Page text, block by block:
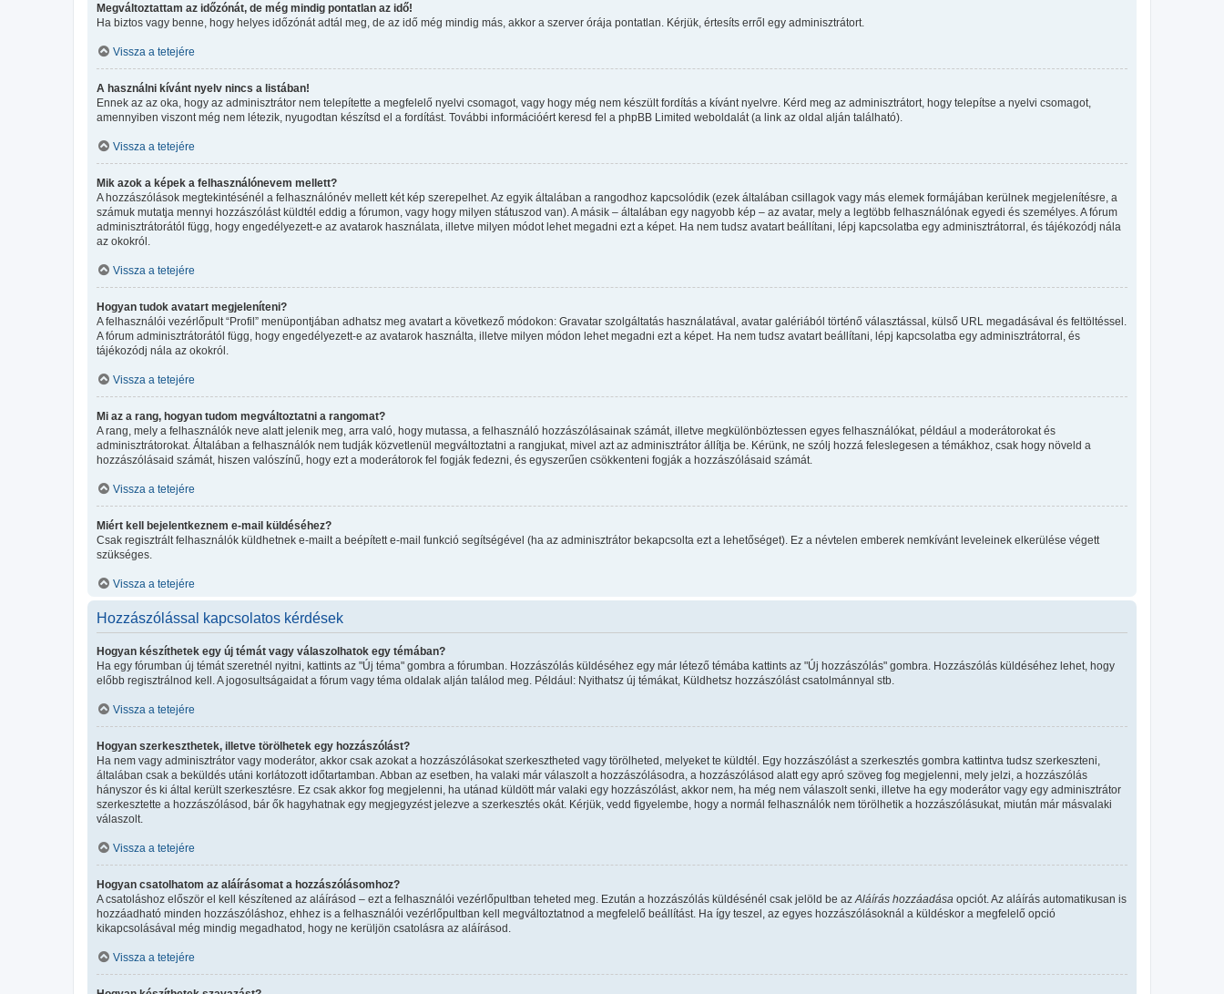
Megváltoztattam az időzónát, de még mindig pontatlan az idő!
Ha biztos vagy benne, hogy helyes időzónát adtál meg, de az idő még mindig más, akkor a szerver órája pontatlan. Kérjük, értesíts erről egy adminisztrátort.
Vissza a tetejére
A használni kívánt nyelv nincs a listában!
Ennek az az oka, hogy az adminisztrátor nem telepítette a megfelelő nyelvi csomagot, vagy hogy még nem készült fordítás a kívánt nyelvre. Kérd meg az adminisztrátort, hogy telepítse a nyelvi csomagot,
amennyiben viszont még nem létezik, nyugodtan készítsd el a fordítást. További információért keresd fel a phpBB Limited weboldalát (a link az oldal alján található).
Vissza a tetejére
Mik azok a képek a felhasználónevem mellett?
A hozzászólások megtekintésénél a felhasználónév mellett két kép szerepelhet. Az egyik általában a rangodhoz kapcsolódik (ezek általában csillagok vagy más elemek formájában kerülnek megjelenítésre, a
számuk mutatja mennyi hozzászólást küldtél eddig a fórumon, vagy hogy milyen státuszod van). A másik – általában egy nagyobb kép – az avatar, mely a legtöbb felhasználónak egyedi és személyes. A fórum
adminisztrátorától függ, hogy engedélyezett-e az avatarok használata, illetve milyen módot lehet megadni ezt a képet. Ha nem tudsz avatart beállítani, lépj kapcsolatba egy adminisztrátorral, és tájékozódj nála
az okokról.
Vissza a tetejére
Hogyan tudok avatart megjeleníteni?
A felhasználói vezérlőpult “Profil” menüpontjában adhatsz meg avatart a következő módokon: Gravatar szolgáltatás használatával, avatar galériából történő választással, külső URL megadásával és feltöltéssel.
A fórum adminisztrátorától függ, hogy engedélyezett-e az avatarok használta, illetve milyen módon lehet megadni ezt a képet. Ha nem tudsz avatart beállítani, lépj kapcsolatba egy adminisztrátorral, és
tájékozódj nála az okokról.
Vissza a tetejére
Mi az a rang, hogyan tudom megváltoztatni a rangomat?
A rang, mely a felhasználók neve alatt jelenik meg, arra való, hogy mutassa, a felhasználó hozzászólásainak számát, illetve megkülönböztessen egyes felhasználókat, például a moderátorokat és
adminisztrátorokat. Általában a felhasználók nem tudják közvetlenül megváltoztatni a rangjukat, mivel azt az adminisztrátor állítja be. Kérünk, ne szólj hozzá feleslegesen a témákhoz, csak hogy növeld a
hozzászólásaid számát, hiszen valószínű, hogy ezt a moderátorok fel fogják fedezni, és egyszerűen csökkenteni fogják a hozzászólásaid számát.
Vissza a tetejére
Miért kell bejelentkeznem e-mail küldéséhez?
Csak regisztrált felhasználók küldhetnek e-mailt a beépített e-mail funkció segítségével (ha az adminisztrátor bekapcsolta ezt a lehetőséget). Ez a névtelen emberek nemkívánt leveleinek elkerülése végett
szükséges.
Vissza a tetejére
Hozzászólással kapcsolatos kérdések
Hogyan készíthetek egy új témát vagy válaszolhatok egy témában?
Ha egy fórumban új témát szeretnél nyitni, kattints az "Új téma" gombra a fórumban. Hozzászólás küldéséhez egy már létező témába kattints az "Új hozzászólás" gombra. Hozzászólás küldéséhez lehet, hogy
előbb regisztrálnod kell. A jogosultságaidat a fórum vagy téma oldalak alján találod meg. Például: Nyithatsz új témákat, Küldhetsz hozzászólást csatolmánnyal stb.
Vissza a tetejére
Hogyan szerkeszthetek, illetve törölhetek egy hozzászólást?
Ha nem vagy adminisztrátor vagy moderátor, akkor csak azokat a hozzászólásokat szerkesztheted vagy törölheted, melyeket te küldtél. Egy hozzászólást a szerkesztés gombra kattintva tudsz szerkeszteni,
általában csak a beküldés utáni korlátozott időtartamban. Abban az esetben, ha valaki már válaszolt a hozzászólásodra, a hozzászólásod alatt egy apró szöveg fog megjelenni, mely jelzi, a hozzászólás
hányszor és ki által került szerkesztésre. Ez csak akkor fog megjelenni, ha utánad küldött már valaki egy hozzászólást, akkor nem, ha még nem válaszolt senki, illetve ha egy moderátor vagy egy adminisztrátor
szerkesztette a hozzászólásod, bár ők hagyhatnak egy megjegyzést jelezve a szerkesztés okát. Kérjük, vedd figyelembe, hogy a normál felhasználók nem törölhetik a hozzászólásukat, miután már másvalaki
válaszolt.
Vissza a tetejére
Hogyan csatolhatom az aláírásomat a hozzászólásomhoz?
A csatoláshoz először el kell készítened az aláírásod – ezt a felhasználói vezérlőpultban teheted meg. Ezután a hozzászólás küldésénél csak jelöld be az Aláírás hozzáadása opciót. Az aláírás automatikusan is
hozzáadható minden hozzászóláshoz, ehhez is a felhasználói vezérlőpultban kell megváltoztatnod a megfelelő beállítást. Ha így teszel, az egyes hozzászólásoknál a küldéskor a megfelelő opció
kikapcsolásával még mindig megadhatod, hogy ne kerüljön csatolásra az aláírásod.
Vissza a tetejére